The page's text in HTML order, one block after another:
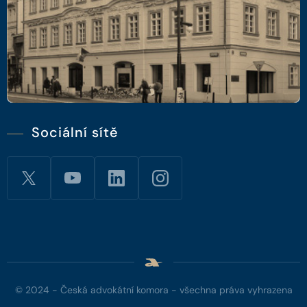
Sociální sítě
© 2024 - Česká advokátní komora - všechna práva vyhrazena